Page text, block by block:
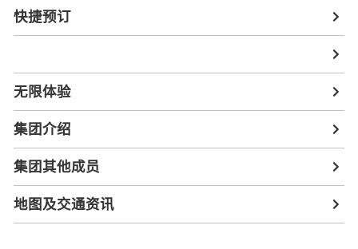
快捷预订
无限体验
集团介绍
集团其他成员
地图及交通资讯